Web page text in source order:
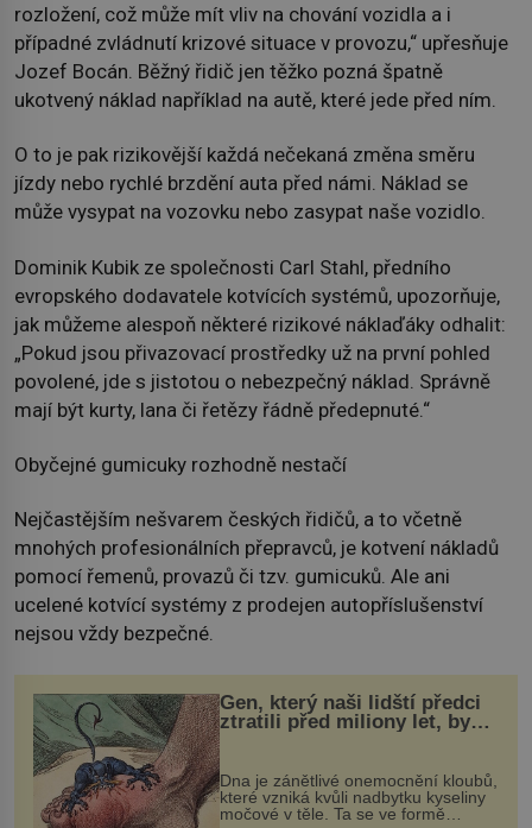
rozložení, což může mít vliv na chování vozidla a i
případné zvládnutí krizové situace v provozu,“ upřesňuje
Jozef Bocán. Běžný řidič jen těžko pozná špatně
ukotvený náklad například na autě, které jede před ním.
O to je pak rizikovější každá nečekaná změna směru
jízdy nebo rychlé brzdění auta před námi. Náklad se
může vysypat na vozovku nebo zasypat naše vozidlo.
Dominik Kubik ze společnosti Carl Stahl, předního
evropského dodavatele kotvících systémů, upozorňuje,
jak můžeme alespoň některé rizikové náklaďáky odhalit:
„Pokud jsou přivazovací prostředky už na první pohled
povolené, jde s jistotou o nebezpečný náklad. Správně
mají být kurty, lana či řetězy řádně předepnuté.“
Obyčejné gumicuky rozhodně nestačí
Nejčastějším nešvarem českých řidičů, a to včetně
mnohých profesionálních přepravců, je kotvení nákladů
pomocí řemenů, provazů či tzv. gumicuků. Ale ani
ucelené kotvící systémy z prodejen autopříslušenství
nejsou vždy bezpečné.
Gen, který naši lidští předci
ztratili před miliony let, by
mohl pomoci s léčbou
„nemoci králů“
Dna je zánětlivé onemocnění kloubů,
které vzniká kvůli nadbytku kyseliny
močové v těle. Ta se ve formě